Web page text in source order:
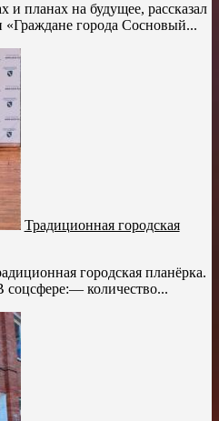
и планах на будущее, рассказал
«Граждане города Сосновый...
Традиционная городская
городская планёрка.
соцсфере:— количество...